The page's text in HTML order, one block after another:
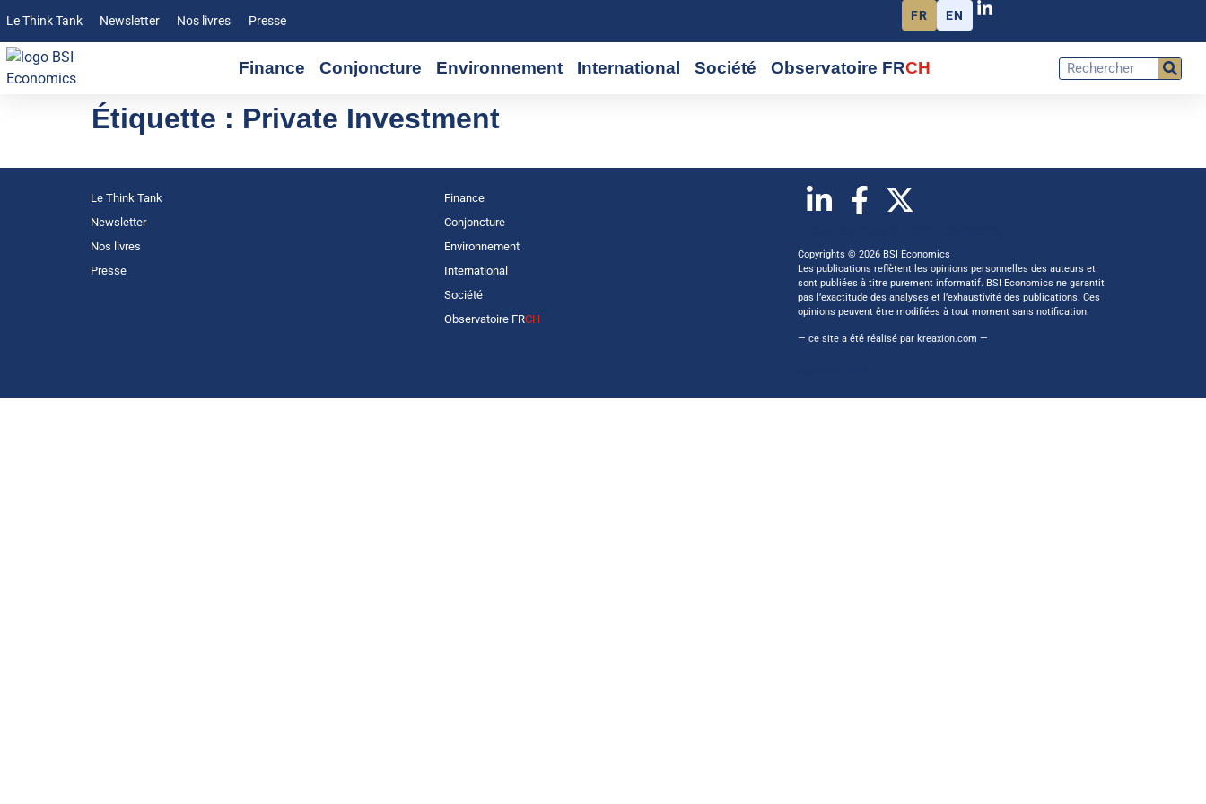
Le Think Tank Newsletter Nos livres Presse FR EN
Finance Conjoncture Environnement International Société Observatoire FRCH
Étiquette : Private Investment
Le Think Tank
Newsletter
Nos livres
Presse
Finance
Conjoncture
Environnement
International
Société
Observatoire FRCH
Copyrights © 2026 BSI Economics
Les publications reflètent les opinions personnelles des auteurs et
sont publiées à titre purement informatif. BSI Economics ne garantit
pas l’exactitude des analyses et l’exhaustivité des publications. Ces
opinions peuvent être modifiées à tout moment sans notification.
— ce site a été réalisé par kreaxion.com —